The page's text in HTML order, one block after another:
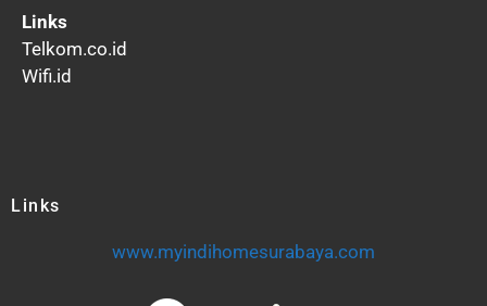
Links
Telkom.co.id
Wifi.id
Links
www.myindihomesurabaya.com